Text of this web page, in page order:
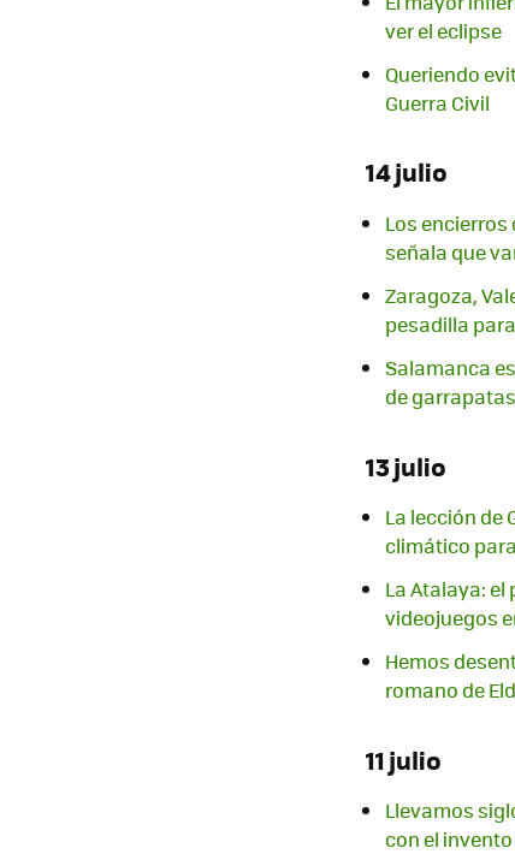
ver el eclipse
Queriendo
Guerra Civil
14 julio
Los encierros
señala que
Zaragoza,
pesadilla
Salamanca
de garrapatas
13 julio
La lección de
climático
La Atalaya:
videojuegos
Hemos
romano de
11 julio
Llevamos
con el